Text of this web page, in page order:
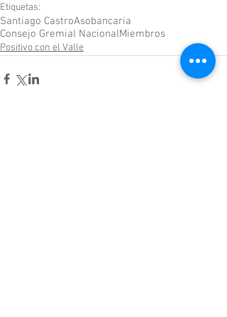
Etiquetas:
Santiago CastroAsobancaria
Consejo Gremial NacionalMiembros
Positivo con el Valle